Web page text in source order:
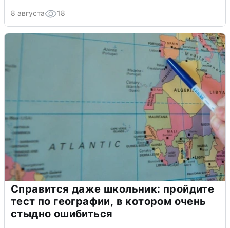
8 августа 18
Справится даже школьник: пройдите
тест по географии, в котором очень
стыдно ошибиться